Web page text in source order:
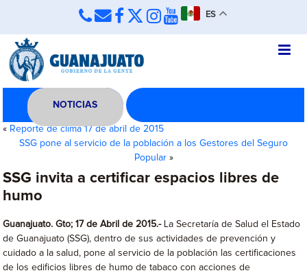
ES
NOTICIAS
« Reporte de clima 17 de abril de 2015
SSG pone al servicio de la población a los Gestores del Seguro
Popular»
SSG invita a certificar espacios libres de
humo
Guanajuato. Gto; 17 de Abril de 2015.-La Secretaría de Salud el Estado
de Guanajuato (SSG), dentro de sus actividades de prevención y
cuidado a la salud, pone al servicio de la población las certificaciones
de los edificios libres de humo de tabaco con acciones de